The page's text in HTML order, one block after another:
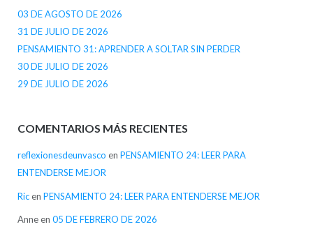
03 DE AGOSTO DE 2026
31 DE JULIO DE 2026
PENSAMIENTO 31: APRENDER A SOLTAR SIN PERDER
30 DE JULIO DE 2026
29 DE JULIO DE 2026
COMENTARIOS MÁS RECIENTES
reflexionesdeunvasco en PENSAMIENTO 24: LEER PARA
ENTENDERSE MEJOR
Ricen PENSAMIENTO 24: LEER PARA ENTENDERSE MEJOR
Anneen 05 DE FEBRERO DE 2026